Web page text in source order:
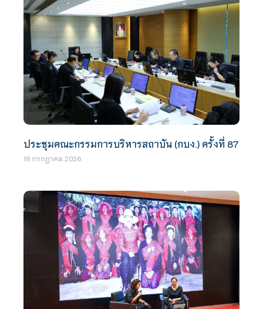
ประชุมคณะกรรมการบริหารสถาบัน (กบง.) ครั้งที่ 87
18 กรกฎาคม 2026